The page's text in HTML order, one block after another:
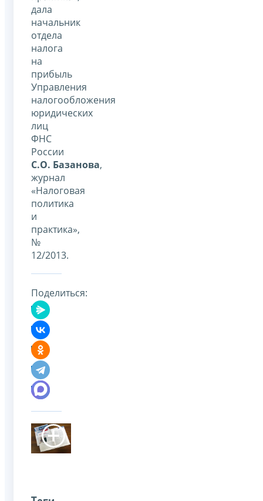
дала
начальник
отдела
налога
на
прибыль
Управления
налогообложения
юридических
лиц
ФНС
России
С.О. Базанова,
журнал
«Налоговая
политика
и
практика»,
№
12/2013.
Поделиться: